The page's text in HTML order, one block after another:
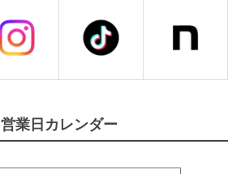
営業日カレンダー